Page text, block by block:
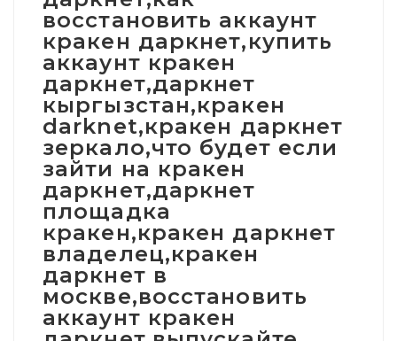
восстановить аккаунт
кракен даркнет,купить
аккаунт кракен
даркнет,даркнет
кыргызстан,кракен
darknet,кракен даркнет
зеркало,что будет если
зайти на кракен
даркнет,даркнет
площадка
кракен,кракен даркнет
владелец,кракен
даркнет в
москве,восстановить
аккаунт кракен